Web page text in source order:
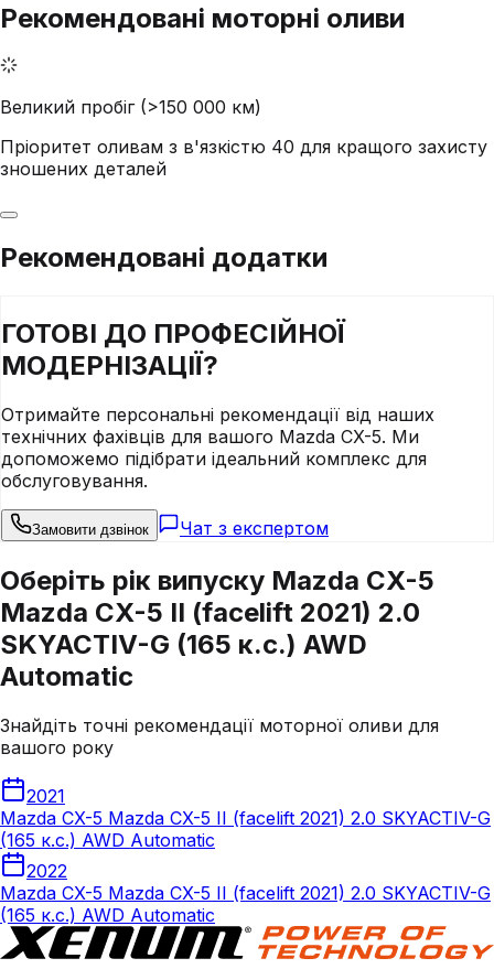
Рекомендовані моторні оливи
Великий пробіг (>150 000 км)
Пріоритет оливам з в'язкістю 40 для кращого захисту
зношених деталей
Рекомендовані додатки
ГОТОВІ ДО ПРОФЕСІЙНОЇ
МОДЕРНІЗАЦІЇ?
Отримайте персональні рекомендації від наших
технічних фахівців для вашого Mazda CX-5. Ми
допоможемо підібрати ідеальний комплекс для
обслуговування.
Замовити дзвінок Чат з експертом
Оберіть рік випуску Mazda CX-5
Mazda CX-5 II (facelift 2021) 2.0
SKYACTIV-G (165 к.с.) AWD
Automatic
Знайдіть точні рекомендації моторної оливи для
вашого року
2021
Mazda CX-5 Mazda CX-5 II (facelift 2021) 2.0 SKYACTIV-G
(165 к.с.) AWD Automatic
2022
Mazda CX-5 Mazda CX-5 II (facelift 2021) 2.0 SKYACTIV-G
(165 к.с.) AWD Automatic